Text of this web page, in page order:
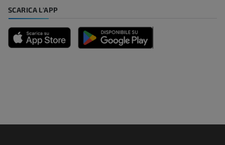
SCARICA L'APP